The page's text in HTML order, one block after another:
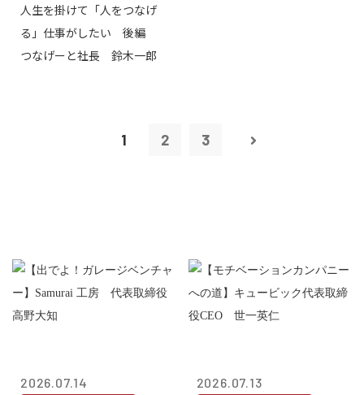
人生を掛けて「人をつなげ
る」仕事がしたい 後編
つなげーと社長 鈴木一郎
1 2 3
2026.07.14 2026.07.13